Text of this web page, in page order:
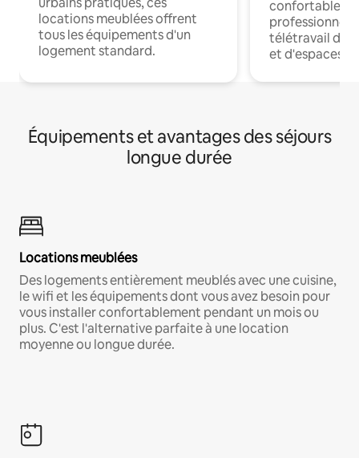
locations meublées offrent
tous les équipements d'un
logement standard.
confortables
professionnels
télétravail
et d'espaces
Équipements et avantages des séjours
longue durée
Locations meublées
Des logements entièrement meublés avec une cuisine,
le wifi et les équipements dont vous avez besoin pour
vous installer confortablement pendant un mois ou
plus. C'est l'alternative parfaite à une location
moyenne ou longue durée.